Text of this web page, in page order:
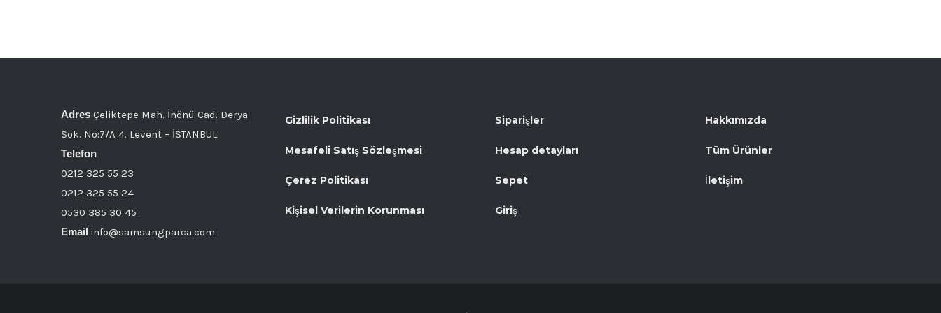
Adres Çeliktepe Mah. İnönü Cad. Derya
Sok. No:7/A 4. Levent – İSTANBUL
Telefon
0212 325 55 23
0212 325 55 24
0530 385 30 45
Email info@samsungparca.com
Gizlilik Politikası
Mesafeli Satış Sözleşmesi
Çerez Politikası
Kişisel Verilerin Korunması
Siparişler
Hesap detayları
Sepet
Giriş
Hakkımızda
Tüm Ürünler
İletişim